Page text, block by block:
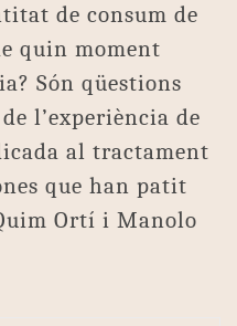
de consum de
quin moment
Són qüestions
l’experiència de
al tractament
que han patit
Ortí i Manolo